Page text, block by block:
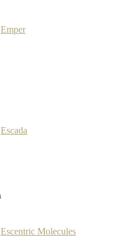
Emper
Escada
Escentric Molecules